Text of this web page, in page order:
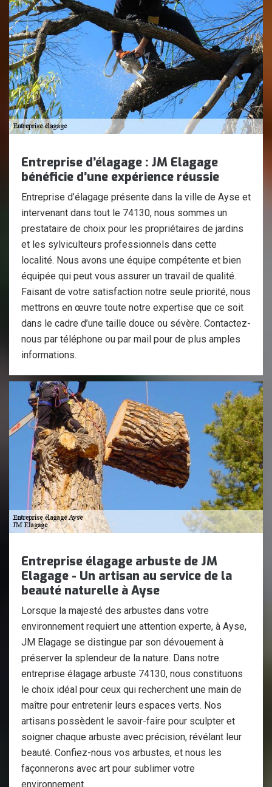
Entreprise d’élagage : JM Elagage
bénéficie d’une expérience réussie
Entreprise d’élagage présente dans la ville de Ayse et
intervenant dans tout le 74130, nous sommes un
prestataire de choix pour les propriétaires de jardins
et les sylviculteurs professionnels dans cette
localité. Nous avons une équipe compétente et bien
équipée qui peut vous assurer un travail de qualité.
Faisant de votre satisfaction notre seule priorité, nous
mettrons en œuvre toute notre expertise que ce soit
dans le cadre d’une taille douce ou sévère. Contactez-
nous par téléphone ou par mail pour de plus amples
informations.
Entreprise élagage arbuste de JM
Elagage - Un artisan au service de la
beauté naturelle à Ayse
Lorsque la majesté des arbustes dans votre
environnement requiert une attention experte, à Ayse,
JM Elagage se distingue par son dévouement à
préserver la splendeur de la nature. Dans notre
entreprise élagage arbuste 74130, nous constituons
le choix idéal pour ceux qui recherchent une main de
maître pour entretenir leurs espaces verts. Nos
artisans possèdent le savoir-faire pour sculpter et
soigner chaque arbuste avec précision, révélant leur
beauté. Confiez-nous vos arbustes, et nous les
façonnerons avec art pour sublimer votre
environnement.